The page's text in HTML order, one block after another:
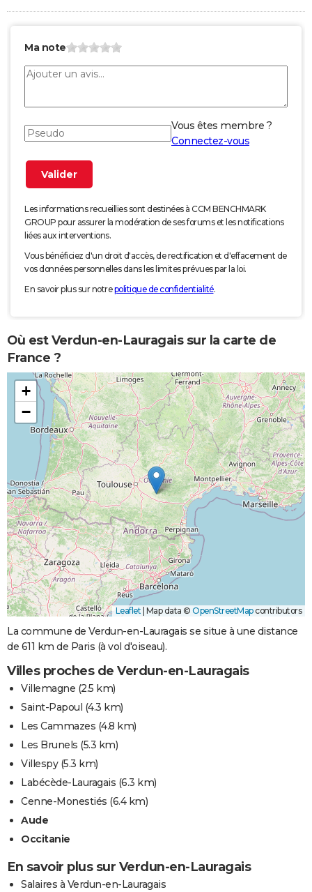
Ma note
Vous êtes membre ?
Connectez-vous
Les informations recueillies sont destinées à CCM BENCHMARK
GROUP pour assurer la modération de ses forums et les notifications
liées aux interventions.
Vous bénéficiez d'un droit d'accès, de rectification et d'effacement de
vos données personnelles dans les limites prévues par la loi.
En savoir plus sur notrepolitique de confidentialité.
Où est Verdun-en-Lauragais sur la carte de
France ?
+
−
Leaflet Map data © OpenStreetMapcontributors
La commune de Verdun-en-Lauragais se situe à une distance
de 611 km de Paris (à vol d'oiseau).
Villes proches de Verdun-en-Lauragais
Villemagne (2.5 km)
Saint-Papoul (4.3 km)
Les Cammazes (4.8 km)
Les Brunels (5.3 km)
Villespy(5.3 km)
Labécède-Lauragais (6.3 km)
Cenne-Monestiés (6.4 km)
Aude
Occitanie
En savoir plus sur Verdun-en-Lauragais
Salaires à Verdun-en-Lauragais